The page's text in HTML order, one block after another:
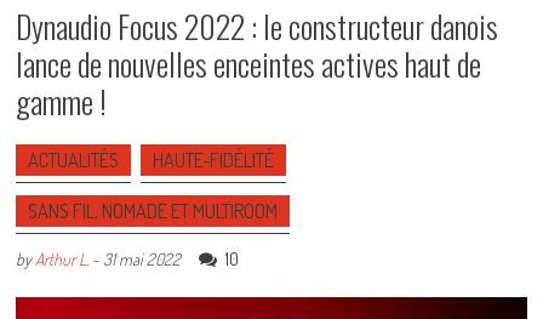
Dynaudio Focus 2022 : le constructeur danois
lance de nouvelles enceintes actives haut de
gamme !
ACTUALITÉS HAUTE-FIDÉLITÉ
SANS FIL, NOMADE ET MULTIROOM
byArthur L. - 31 mai 2022 10